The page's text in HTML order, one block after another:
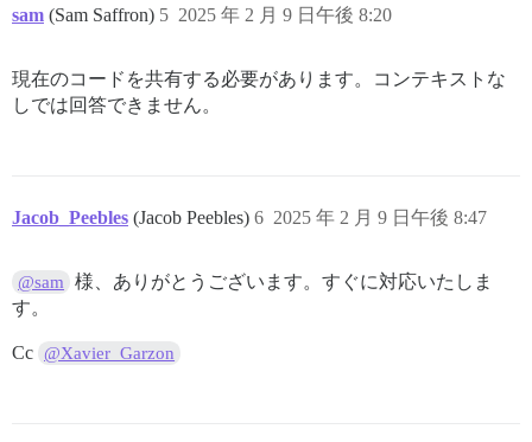
sam (Sam Saffron) 2025 年 2 月 9 日午後 8:20
5
現在のコードを共有する必要があります。コンテキストな
しでは回答できません。
Jacob_Peebles (Jacob Peebles) 2025 年 2 月 9 日午後 8:47
6
@sam
様、ありがとうございます。すぐに対応いたしま
す。
Cc @Xavier_Garzon